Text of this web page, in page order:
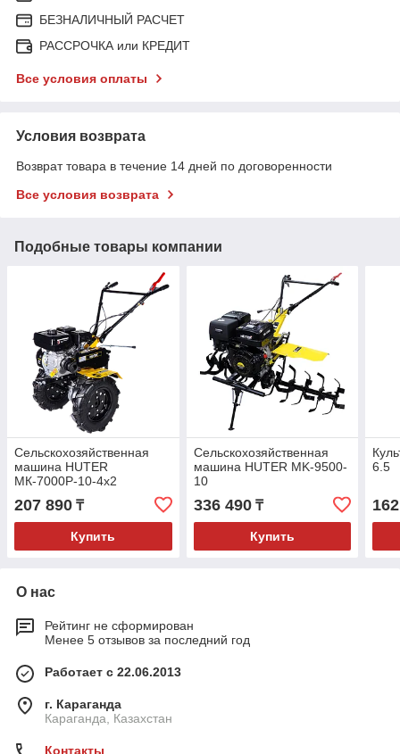
БЕЗНАЛИЧНЫЙ РАСЧЕТ
РАССРОЧКА или КРЕДИТ
Все условия оплаты
Условия возврата
Возврат товара в течение 14 дней по договоренности
Все условия возврата
Подобные товары компании
Сельскохозяйственная
машина HUTER
МК-7000P-10-4х2
207 890 ₸
Купить
Сельскохозяйственная
машина HUTER MK-9500-
10
336 490₸
Купить
6.5
О нас
Рейтинг не сформирован
Менее 5 отзывов за последний год
Работает с 22.06.2013
г. Караганда
Караганда, Казахстан
Контакты